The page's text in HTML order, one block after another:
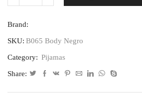
quantity
Brand:
SKU: B065 Body Negro
Category: Pijamas
Share: